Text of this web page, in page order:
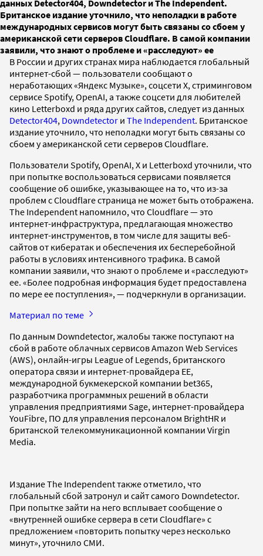
данных Detector404, Downdetector и The Independent.
Британское издание уточнило, что неполадки в работе
международных сервисов могут быть связаны со сбоем у
американской сети серверов Cloudflare. В самой компании
заявили, что знают о проблеме и «расследуют» ее
В России и других странах мира наблюдается глобальный
интернет-сбой — пользователи сообщают о
неработающих «Яндекс Музыке», соцсети X, стриминговом
сервисе Spotify, OpenAI, а также соцсети для любителей
кино Letterboxd и ряда других сайтов, следует из данных
Detector404, Downdetector и The Independent. Британское
издание уточнило, что неполадки могут быть связаны со
сбоем у американской сети серверов Cloudflare.
Пользователи Spotify, OpenAI, X и Letterboxd уточнили, что
при попытке воспользоваться сервисами появляется
сообщение об ошибке, указывающее на то, что из-за
проблем с Cloudflare страница не может быть отображена.
The Independent напомнило, что Cloudflare — это
интернет-инфраструктура, предлагающая множество
интернет-инструментов, в том числе для защиты веб-
сайтов от кибератак и обеспечения их бесперебойной
работы в условиях интенсивного трафика. В самой
компании заявили, что знают о проблеме и «расследуют»
ее. «Более подробная информация будет предоставлена ​​
по мере ее поступления», — подчеркнули в организации.
Материал по теме
По данным Downdetector, жалобы также поступают на
сбой в работе облачных сервисов Amazon Web Services
(AWS), онлайн-игры League of Legends, британского
оператора связи и интернет-провайдера EE,
международной букмекерской компании bet365,
разработчика программных решений в области
управления предприятиями Sage, интернет-провайдера
YouFibre, ПО для управления персоналом BrightHR и
британской телекоммуникационной компании Virgin
Media.
Издание The Independent также отметило, что
глобальный сбой затронул и сайт самого Downdetector.
При попытке зайти на него всплывает сообщение о
«внутренней ошибке сервера в сети Cloudflare» с
предложением «повторить попытку через несколько
минут», уточнило СМИ.